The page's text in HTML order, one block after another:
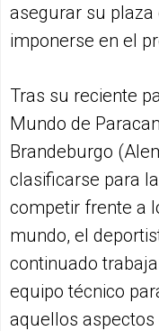
asegurar su plaza
imponerse en el
Tras su reciente
Mundo de
Brandeburgo
clasificarse para
competir frente a
mundo, el
continuado
equipo técnico
aquellos